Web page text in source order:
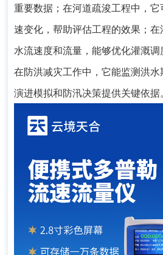
重要数据；在河道疏浚工程中，
速变化，帮助评估工程的效果；
水流速度和流量，能够优化灌溉
在防洪减灾工作中，它能监测洪
演进模拟和防汛决策提供关键依据。